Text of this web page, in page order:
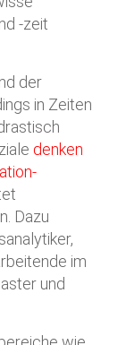
-zeit
der
in Zeiten
denken
Dazu
im
und